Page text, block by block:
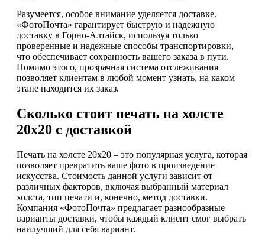
Разумеется, особое внимание уделяется доставке.
«ФотоПочта» гарантирует быструю и надежную
доставку в Горно-Алтайск, используя только
проверенные и надежные способы транспортировки,
что обеспечивает сохранность вашего заказа в пути.
Помимо этого, прозрачная система отслеживания
позволяет клиентам в любой момент узнать, на каком
этапе находится их заказ.
Сколько стоит печать на холсте
20х20 с доставкой
Печать на холсте 20х20 – это популярная услуга, которая
позволяет превратить ваше фото в произведение
искусства. Стоимость данной услуги зависит от
различных факторов, включая выбранный материал
холста, тип печати и, конечно, метод доставки.
Компания «ФотоПочта» предлагает разнообразные
варианты доставки, чтобы каждый клиент смог выбрать
наилучший для себя вариант.